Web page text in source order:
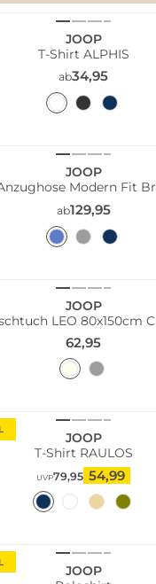
JOOP
T-Shirt ALPHIS
ab34,95
JOOP
Modern Fit
ab129,95
JOOP
LEO 80x150cm
62,95
JOOP
T-Shirt RAULOS
UVP79,95 54,99
JOOP